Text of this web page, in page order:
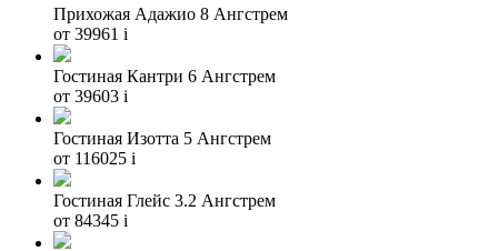
Прихожая Адажио 8 Ангстрем
от 39961 i
Гостиная Кантри 6 Ангстрем
от 39603 i
Гостиная Изотта 5 Ангстрем
от 116025 i
Гостиная Глейс 3.2 Ангстрем
от 84345 i